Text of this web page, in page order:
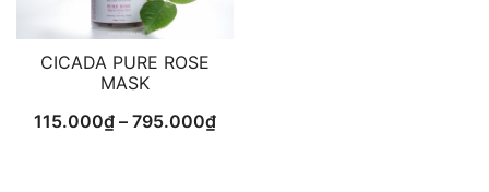
CICADA PURE ROSE
MASK
115.000₫ – 795.000₫Khoảng